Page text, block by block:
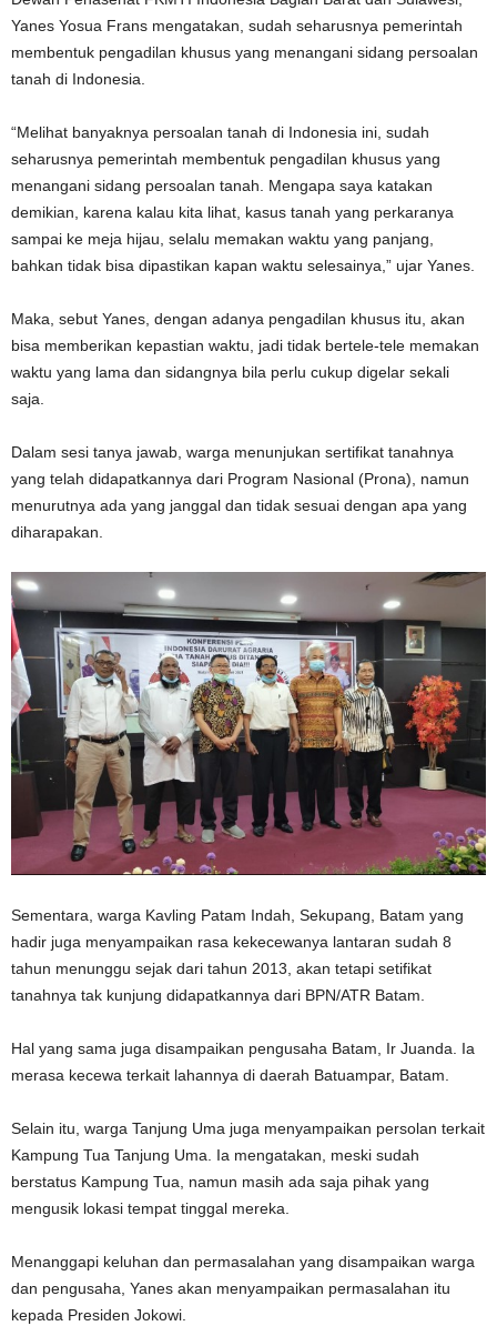
Yanes Yosua Frans mengatakan, sudah seharusnya pemerintah
membentuk pengadilan khusus yang menangani sidang persoalan
tanah di Indonesia.
“Melihat banyaknya persoalan tanah di Indonesia ini, sudah
seharusnya pemerintah membentuk pengadilan khusus yang
menangani sidang persoalan tanah. Mengapa saya katakan
demikian, karena kalau kita lihat, kasus tanah yang perkaranya
sampai ke meja hijau, selalu memakan waktu yang panjang,
bahkan tidak bisa dipastikan kapan waktu selesainya,” ujar Yanes.
Maka, sebut Yanes, dengan adanya pengadilan khusus itu, akan
bisa memberikan kepastian waktu, jadi tidak bertele-tele memakan
waktu yang lama dan sidangnya bila perlu cukup digelar sekali
saja.
Dalam sesi tanya jawab, warga menunjukan sertifikat tanahnya
yang telah didapatkannya dari Program Nasional (Prona), namun
menurutnya ada yang janggal dan tidak sesuai dengan apa yang
diharapakan.
Sementara, warga Kavling Patam Indah, Sekupang, Batam yang
hadir juga menyampaikan rasa kekecewanya lantaran sudah 8
tahun menunggu sejak dari tahun 2013, akan tetapi setifikat
tanahnya tak kunjung didapatkannya dari BPN/ATR Batam.
Hal yang sama juga disampaikan pengusaha Batam, Ir Juanda. Ia
merasa kecewa terkait lahannya di daerah Batuampar, Batam.
Selain itu, warga Tanjung Uma juga menyampaikan persolan terkait
Kampung Tua Tanjung Uma. Ia mengatakan, meski sudah
berstatus Kampung Tua, namun masih ada saja pihak yang
mengusik lokasi tempat tinggal mereka.
Menanggapi keluhan dan permasalahan yang disampaikan warga
dan pengusaha, Yanes akan menyampaikan permasalahan itu
kepada Presiden Jokowi.